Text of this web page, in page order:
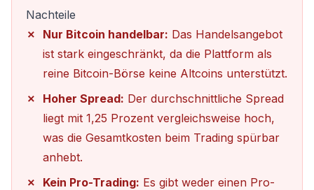
Nachteile
Nur Bitcoin handelbar: Das Handelsangebot
ist stark eingeschränkt, da die Plattform als
reine Bitcoin-Börse keine Altcoins unterstützt.
Hoher Spread: Der durchschnittliche Spread
liegt mit 1,25 Prozent vergleichsweise hoch,
was die Gesamtkosten beim Trading spürbar
anhebt.
Kein Pro-Trading: Es gibt weder einen Pro-